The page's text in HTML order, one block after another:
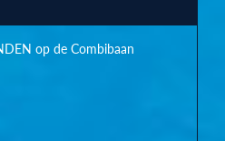
op de Combibaan